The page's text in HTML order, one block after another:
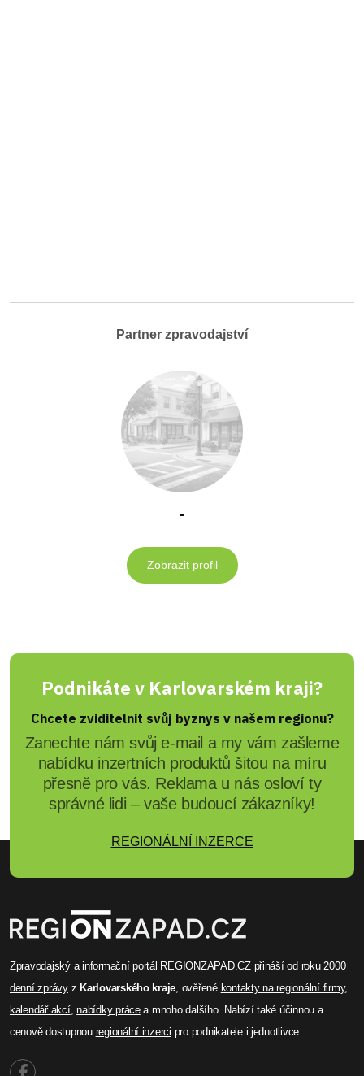
Partner zpravodajství
-
Zobrazit profil
Podnikáte v Karlovarském kraji?
Chcete zviditelnit svůj byznys v našem regionu?
Zanechte nám svůj e-mail a my vám zašleme
nabídku inzertních produktů šitou na míru
přesně pro vás. Reklama u nás osloví ty
správné lidi – vaše budoucí zákazníky!
REGIONÁLNÍ INZERCE
Zpravodajský a informační portál REGIONZAPAD.CZ přináší od roku 2000
denní zprávyz Karlovarského kraje, ověřené kontakty na regionální firmy,
kalendář akcí,nabídky prácea mnoho dalšího. Nabízí také účinnou a
cenově dostupnou regionální inzerci pro podnikatele i jednotlivce.